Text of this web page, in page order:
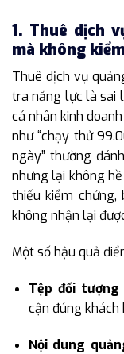
1. Thuê dịch
mà không
Thuê dịch vụ
tra năng lực là sai
cá nhân kinh
như “chạy thử
ngày” thường
nhưng lại không
thiếu kiểm chứng,
không nhận lại
Một số hậu quả
Tệp đối
cận đúng
Nội dung